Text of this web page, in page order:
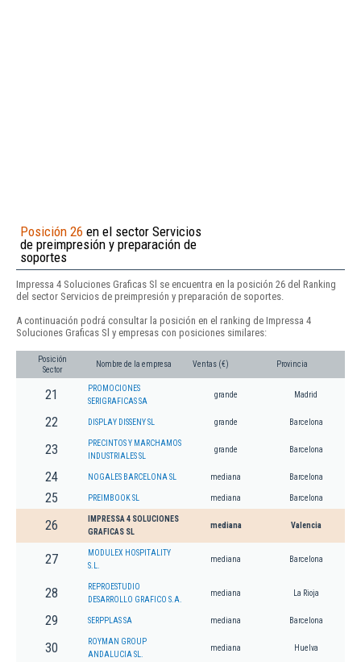
Posición 26 en el sector Servicios
de preimpresión y preparación de
soportes
Impressa 4 Soluciones Graficas Sl se encuentra en la posición 26 del Ranking
del sector Servicios de preimpresión y preparación de soportes.
A continuación podrá consultar la posición en el ranking de Impressa 4
Soluciones Graficas Sl y empresas con posiciones similares:
Posición
Sector
Nombre de la empresa Ventas (€) Provincia
21
PROMOCIONES
SERIGRAFICAS SA
grande Madrid
22 DISPLAY DISSENY SL grande Barcelona
23
PRECINTOS Y MARCHAMOS
INDUSTRIALES SL
grande Barcelona
24 NOGALES BARCELONA SL mediana Barcelona
25 PREIMBOOK SL mediana Barcelona
26
IMPRESSA 4 SOLUCIONES
GRAFICAS SL
mediana Valencia
27
MODULEX HOSPITALITY
S.L.
mediana Barcelona
28
REPROESTUDIO
DESARROLLO GRAFICO S.A.
mediana La Rioja
29 SERPPLAS SA mediana Barcelona
30
ROYMAN GROUP
ANDALUCIA SL.
mediana Huelva